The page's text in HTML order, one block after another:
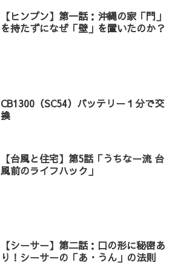
【ヒンプン】第一話：沖縄の家「門」
を持たずになぜ「壁」を置いたのか？
CB1300（SC54）バッテリー１分で交
換
【台風と住宅】第5話「うちなー流 台
風前のライフハック」
【シーサー】第二話：口の形に秘密あ
り！シーサーの「あ・うん」の法則